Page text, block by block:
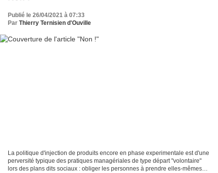
Publié le 26/04/2021 à 07:33
Par Thierry Ternisien d'Ouville
La politique d'injection de produits encore en phase experimentale est d'une
perversité typique des pratiques managériales de type départ "volontaire"
lors des plans dits sociaux : obliger les personnes à prendre elles-mêmes